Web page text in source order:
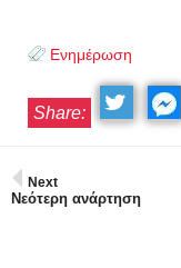
Ενημέρωση
Share:
Next
Νεότερη ανάρτηση